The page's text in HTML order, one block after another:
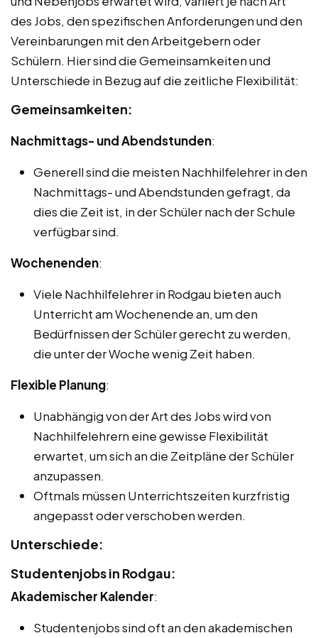
des Jobs, den spezifischen Anforderungen und den
Vereinbarungen mit den Arbeitgebern oder
Schülern. Hier sind die Gemeinsamkeiten und
Unterschiede in Bezug auf die zeitliche Flexibilität:
Gemeinsamkeiten:
Nachmittags- und Abendstunden:
Generell sind die meisten Nachhilfelehrer in den
Nachmittags- und Abendstunden gefragt, da
dies die Zeit ist, in der Schüler nach der Schule
verfügbar sind.
Wochenenden:
Viele Nachhilfelehrer in Rodgau bieten auch
Unterricht am Wochenende an, um den
Bedürfnissen der Schüler gerecht zu werden,
die unter der Woche wenig Zeit haben.
Flexible Planung:
Unabhängig von der Art des Jobs wird von
Nachhilfelehrern eine gewisse Flexibilität
erwartet, um sich an die Zeitpläne der Schüler
anzupassen.
Oftmals müssen Unterrichtszeiten kurzfristig
angepasst oder verschoben werden.
Unterschiede:
Studentenjobs in Rodgau:
Akademischer Kalender:
Studentenjobs sind oft an den akademischen